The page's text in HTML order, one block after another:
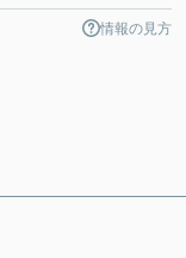
情報の見方